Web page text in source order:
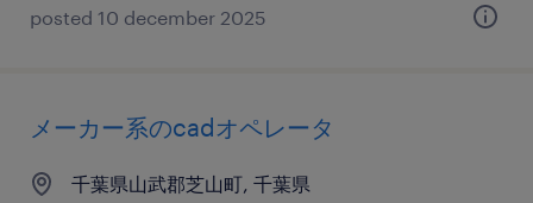
posted 10 december 2025
メーカー系のcadオペレータ
千葉県山武郡芝山町, 千葉県